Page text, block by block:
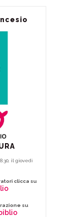
il giovedì
clicca su
su